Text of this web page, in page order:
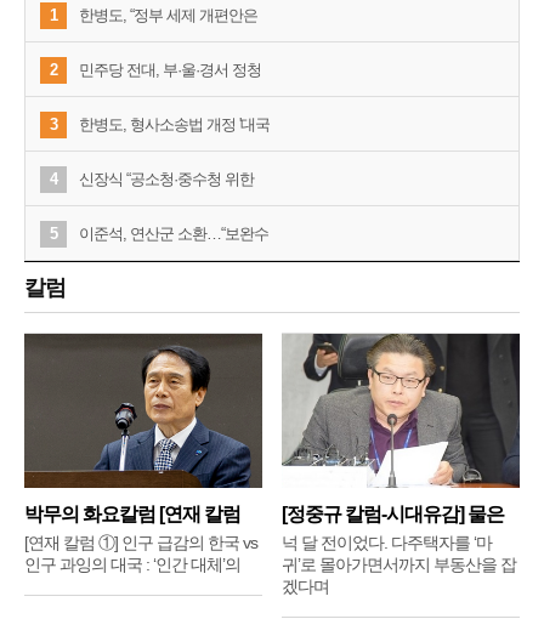
1 한병도, “정부 세제 개편안은
2 민주당 전대, 부·울·경서 정청
3 한병도, 형사소송법 개정 '대국
4 신장식 “공소청·중수청 위한
5 이준석, 연산군 소환…“보완수
칼럼
박무의 화요칼럼 [연재 칼럼
①]
[연재 칼럼 ①] 인구 급감의 한국 vs
인구 과잉의 대국 : ‘인간 대체’의
[정중규 칼럼-시대유감] 물은
배
넉 달 전이었다. 다주택자를 ‘마
귀’로 몰아가면서까지 부동산을 잡
겠다며